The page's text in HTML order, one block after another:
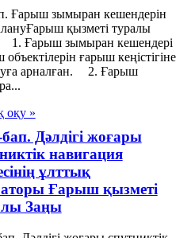
Ғарыш зымыран кешендерiн
қызметі туралы
Ғарыш зымыран кешендерi
ғарыш кеңістігіне
арналған. 2. Ғарыш
оқу »
Дәлдігі жоғары
навигация
ұлттық
Ғарыш қызметі
Заңы